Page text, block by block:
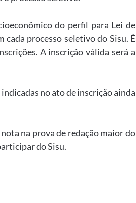
do perfil para Lei de
cada processo seletivo do Sisu. É
A inscrição válida será a
no ato de inscrição ainda
na prova de redação maior do
do Sisu.